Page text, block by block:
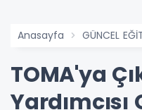
Anasayfa GÜNCEL
TOMA'ya